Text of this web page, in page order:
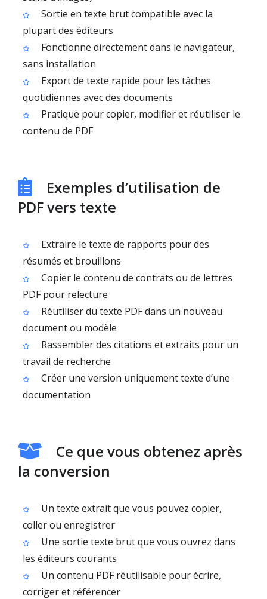
Sortie en texte brut compatible avec la
plupart des éditeurs
Fonctionne directement dans le navigateur,
sans installation
Export de texte rapide pour les tâches
quotidiennes avec des documents
Pratique pour copier, modifier et réutiliser le
contenu de PDF
Exemples d’utilisation de
PDF vers texte
Extraire le texte de rapports pour des
résumés et brouillons
Copier le contenu de contrats ou de lettres
PDF pour relecture
Réutiliser du texte PDF dans un nouveau
document ou modèle
Rassembler des citations et extraits pour un
travail de recherche
Créer une version uniquement texte d’une
documentation
Ce que vous obtenez après
la conversion
Un texte extrait que vous pouvez copier,
coller ou enregistrer
Une sortie texte brut que vous ouvrez dans
les éditeurs courants
Un contenu PDF réutilisable pour écrire,
corriger et référencer